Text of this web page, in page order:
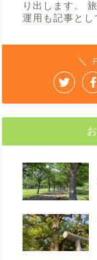
り出します。
運用も記事とし
＼